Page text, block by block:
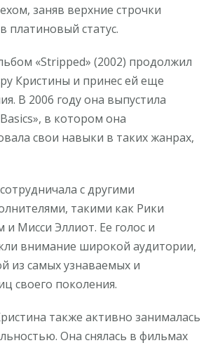
заняв верхние строчки
платиновый статус.
«Stripped» (2002) продолжил
Кристины и принес ей еще
В 2006 году она выпустила
в котором она
свои навыки в таких жанрах,
с другими
такими как Рики
Мисси Эллиот. Ее голос и
внимание широкой аудитории,
из самых узнаваемых и
своего поколения.
также активно занималась
Она снялась в фильмах